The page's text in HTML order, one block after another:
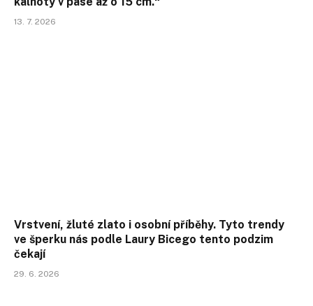
13. 7. 2026
Vrstvení, žluté zlato i osobní příběhy. Tyto trendy
ve šperku nás podle Laury Bicego tento podzim
čekají
29. 6. 2026